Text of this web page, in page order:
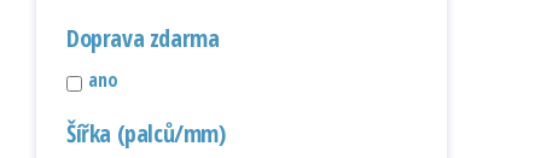
Doprava zdarma
ano
Šířka (palců/mm)